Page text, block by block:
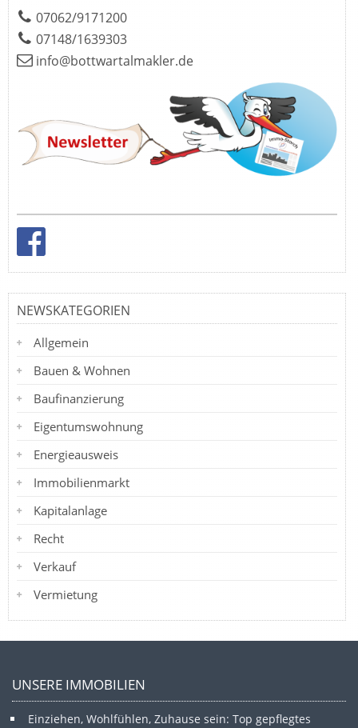
07062/9171200
07148/1639303
info@bottwartalmakler.de
NEWSKATEGORIEN
Allgemein
Bauen & Wohnen
Baufinanzierung
Eigentumswohnung
Energieausweis
Immobilienmarkt
Kapitalanlage
Recht
Verkauf
Vermietung
UNSERE IMMOBILIEN
Einziehen, Wohlfühlen, Zuhause sein: Top gepflegtes